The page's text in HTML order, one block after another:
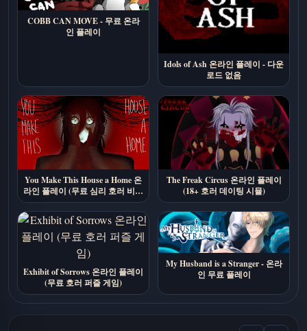
COBB CAN MOVE - 무료 온라
인 플레이
Idols of Ash 온라인 플레이 - 다운
로드 없음
You Make This House a Home 온
라인 플레이 (무료 심리 호러 비주
얼 노벨)
The Freak Circus 온라인 플레이
(18+ 호러 데이팅 시뮬)
Exhibit of Sorrows 온라인 플레이
(무료 호러 퍼즐 게임)
My Husband is a Stranger - 온라
인 무료 플레이